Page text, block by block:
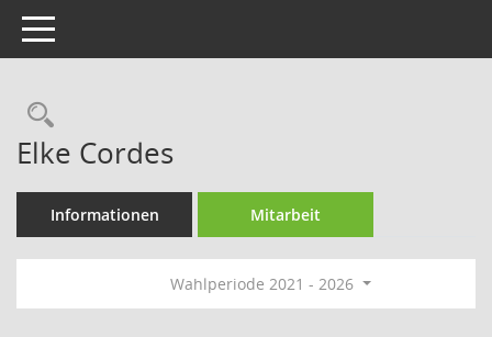
Toggle navigation
Rechercheauswahl
Elke Cordes
Informationen Mitarbeit
Wahlperiode 2021 - 2026